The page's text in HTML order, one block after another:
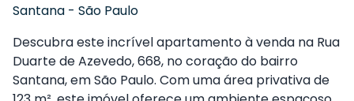
Santana - São Paulo
Descubra este incrível apartamento à venda na Rua
Duarte de Azevedo, 668, no coração do bairro
Santana, em São Paulo. Com uma área privativa de